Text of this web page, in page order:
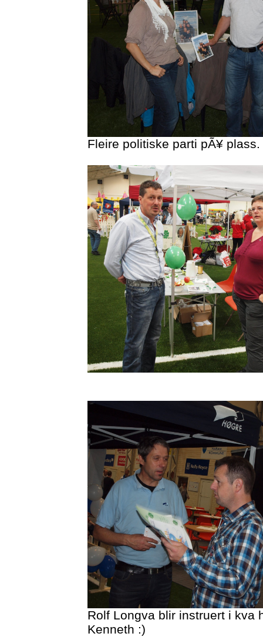
Fleire politiske parti pÃ¥ plass.
Rolf Longva blir instruert i kva
Kenneth :)